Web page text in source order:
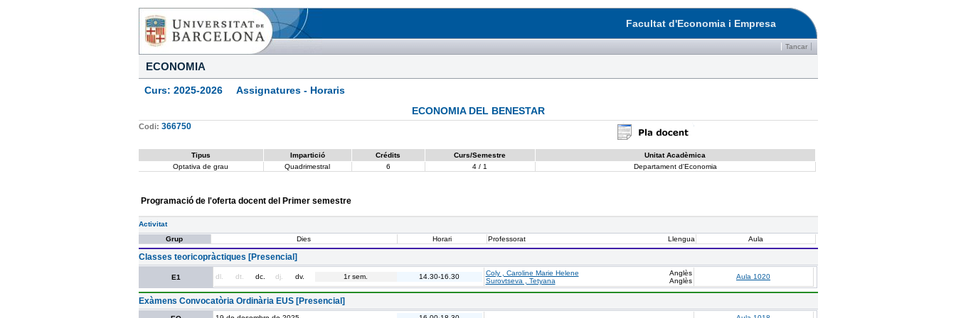
Facultat d'Economia i Empresa
Tancar
ECONOMIA
Curs: 2025-2026 Assignatures - Horaris
ECONOMIA DEL BENESTAR
Codi: 366750
Tipus Impartició Crédits Curs/Semestre
Unitat Acadèmica
Optativa de grau
Quadrimestral 6 4 / 1 Departament d'Economia
Programació de l'oferta docent del Primer semestre
Activitat
Grup
Dies Horari Professorat Llengua Aula
Classes teoricopràctiques [Presencial]
E1 dl. dt. dc. dj. dv. 1r sem. 14.30-16.30 Coly , Caroline Marie Helene
Anglès
Surovtseva , Tetyana
Anglès
Aula 1020
Exàmens Convocatòria Ordinària EUS [Presencial]